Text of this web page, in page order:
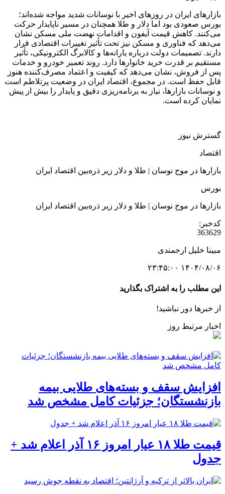
بازارهای ایران در روزهای اخیر با نوسانات شدید مواجه شده‌اند؛
بورس صعودی بود اما دلار و طلا همچنان در مسیر ناپایدار حرکت
می‌کنند. کاهش قیمت آیفون و اقدامات نهضت ملی مسکن نشان
می‌دهد که فناوری و مسکن نیز تحت تأثیر تغییرات اقتصادی قرار
دارند. تصمیمات دولت درباره یارانه‌ها و کالابرگ الکترونیکی، تأثیر
مستقیم بر قدرت خرید خانوارها دارد. روند تعمیر خودرو و خدمات
پس از فروش، نشان می‌دهد که کیفیت و اعتماد مصرف‌کننده هنوز
قابل حفظ است. در مجموع، اقتصاد ایران در وضعیت پرتلاطم است
و نوسانات بازارها، نیاز به برنامه‌ریزی دقیق و پایدار را بیش از پیش
نمایان کرده است.
گسترش نیوز
اقتصاد
بازارها در موج نوسان | طلا و دلار زیر ذره‌بین اقتصاد ایران
بورس
بازارها در موج نوسان | طلا و دلار زیر ذره‌بین اقتصاد ایران
کدخبر:
363629
مبینا خلیل ارجمندی
۱۴۰۴/۰۸/۰۶ ۲۳:۴۵:۰۰
این مطلب را به اشتراک بگذارید
از خبرها دور نباشید!
اخبار مرتبط روز
افزایش سقف و بسته‌های طلایی بیمه
بازنشستگان؛ جزئیات کامل مشخص شد
قیمت طلا ۱۸ عیار امروز ۱۶ آذر اعلام شد +
جدول